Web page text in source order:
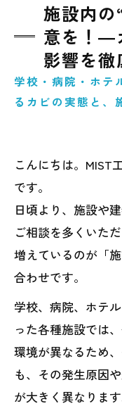
施設内の
意を！―
影響を徹
学校・病院・ホテ
るカビの実態と、
こんにちは。MIST
です。
日頃より、施設や
ご相談を多くいた
増えているのが「
合わせです。
学校、病院、ホテ
った各種施設では
環境が異なるため
も、その発生原因
が大きく異なります